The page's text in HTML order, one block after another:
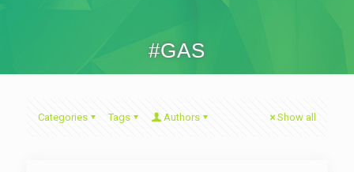
#GAS
Categories Tags Authors Show all